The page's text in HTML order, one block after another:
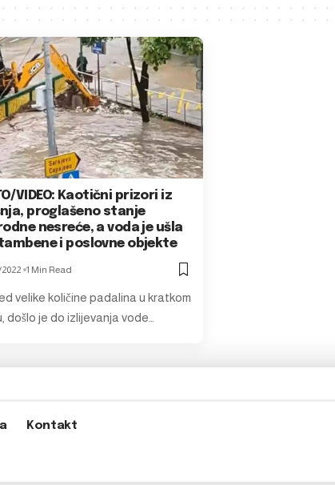
VIDEO: Kaotični prizori iz
proglašeno stanje
nesreće, a voda je ušla
i poslovne objekte
2022 1 Min Read
velike količine padalina u kratkom
došlo je do izlijevanja vode…
Kontakt